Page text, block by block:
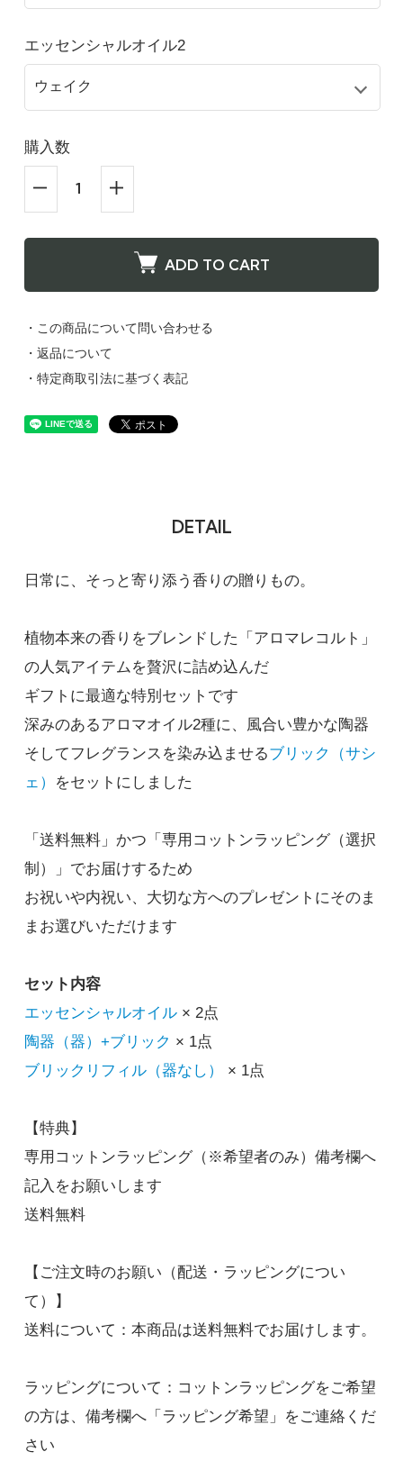
エッセンシャルオイル2
購入数
ADD TO CART
・この商品について問い合わせる
・返品について
・特定商取引法に基づく表記
DETAIL
日常に、そっと寄り添う香りの贈りもの。
植物本来の香りをブレンドした「アロマレコルト」
の人気アイテムを贅沢に詰め込んだ
ギフトに最適な特別セットです
深みのあるアロマオイル2種に、風合い豊かな陶器
そしてフレグランスを染み込ませるブリック（サシ
ェ）
をセットにしました
「送料無料」かつ「専用コットンラッピング（選択
制）」でお届けするため
お祝いや内祝い、大切な方へのプレゼントにそのま
まお選びいただけます
セット内容
エッセンシャルオイル× 2点
陶器（器）+ブリック × 1点
ブリックリフィル（器なし）
× 1点
【特典】
専用コットンラッピング（※希望者のみ）備考欄へ
記入をお願いします
送料無料
【ご注文時のお願い（配送・ラッピングについ
て）】
送料について：本商品は送料無料でお届けします。
ラッピングについて：コットンラッピングをご希望
の方は、備考欄へ「ラッピング希望」をご連絡くだ
さい
ウェイク
在庫：100
ニュートラル
5,500円(税込)
フォーカス
5,500円(税込)
在庫：100
リフレッシュ
5,500円(税込)
在庫：100
ニュートラル
5,500円(税込)
ニュートラル
5,500円(税込)
在庫：100